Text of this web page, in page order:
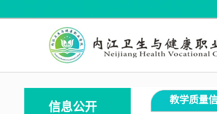
信息公开
教学质量